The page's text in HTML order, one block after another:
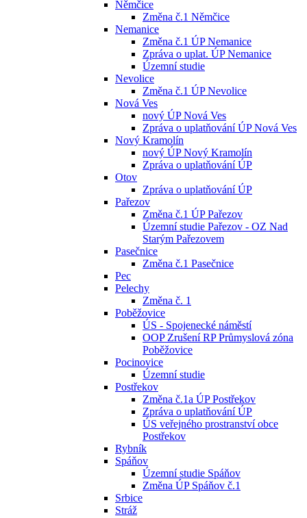
Němčice
Změna č.1 Němčice
Nemanice
Změna č.1 ÚP Nemanice
Zpráva o uplat. ÚP Nemanice
Územní studie
Nevolice
Změna č.1 ÚP Nevolice
Nová Ves
nový ÚP Nová Ves
Zpráva o uplatňování ÚP Nová Ves
Nový Kramolín
nový ÚP Nový Kramolín
Zpráva o uplatňování ÚP
Otov
Zpráva o uplatňování ÚP
Pařezov
Změna č.1 ÚP Pařezov
Územní studie Pařezov - OZ Nad
Starým Pařezovem
Pasečnice
Změna č.1 Pasečnice
Pec
Pelechy
Změna č. 1
Poběžovice
ÚS - Spojenecké náměstí
OOP Zrušení RP Průmyslová zóna
Poběžovice
Pocinovice
Územní studie
Postřekov
Změna č.1a ÚP Postřekov
Zpráva o uplatňování ÚP
ÚS veřejného prostranství obce
Postřekov
Rybník
Spáňov
Územní studie Spáňov
Změna ÚP Spáňov č.1
Srbice
Stráž